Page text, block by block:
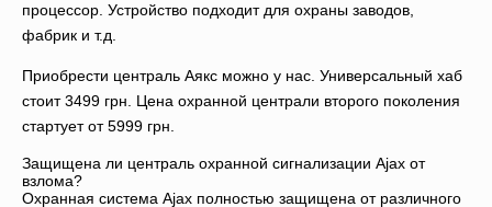
процессор. Устройство подходит для охраны заводов,
фабрик и т.д.
Приобрести централь Аякс можно у нас. Универсальный хаб
стоит 3499 грн. Цена охранной централи второго поколения
стартует от 5999 грн.
Защищена ли централь охранной сигнализации Ajax от
взлома?
Охранная система Ajax полностью защищена от различного